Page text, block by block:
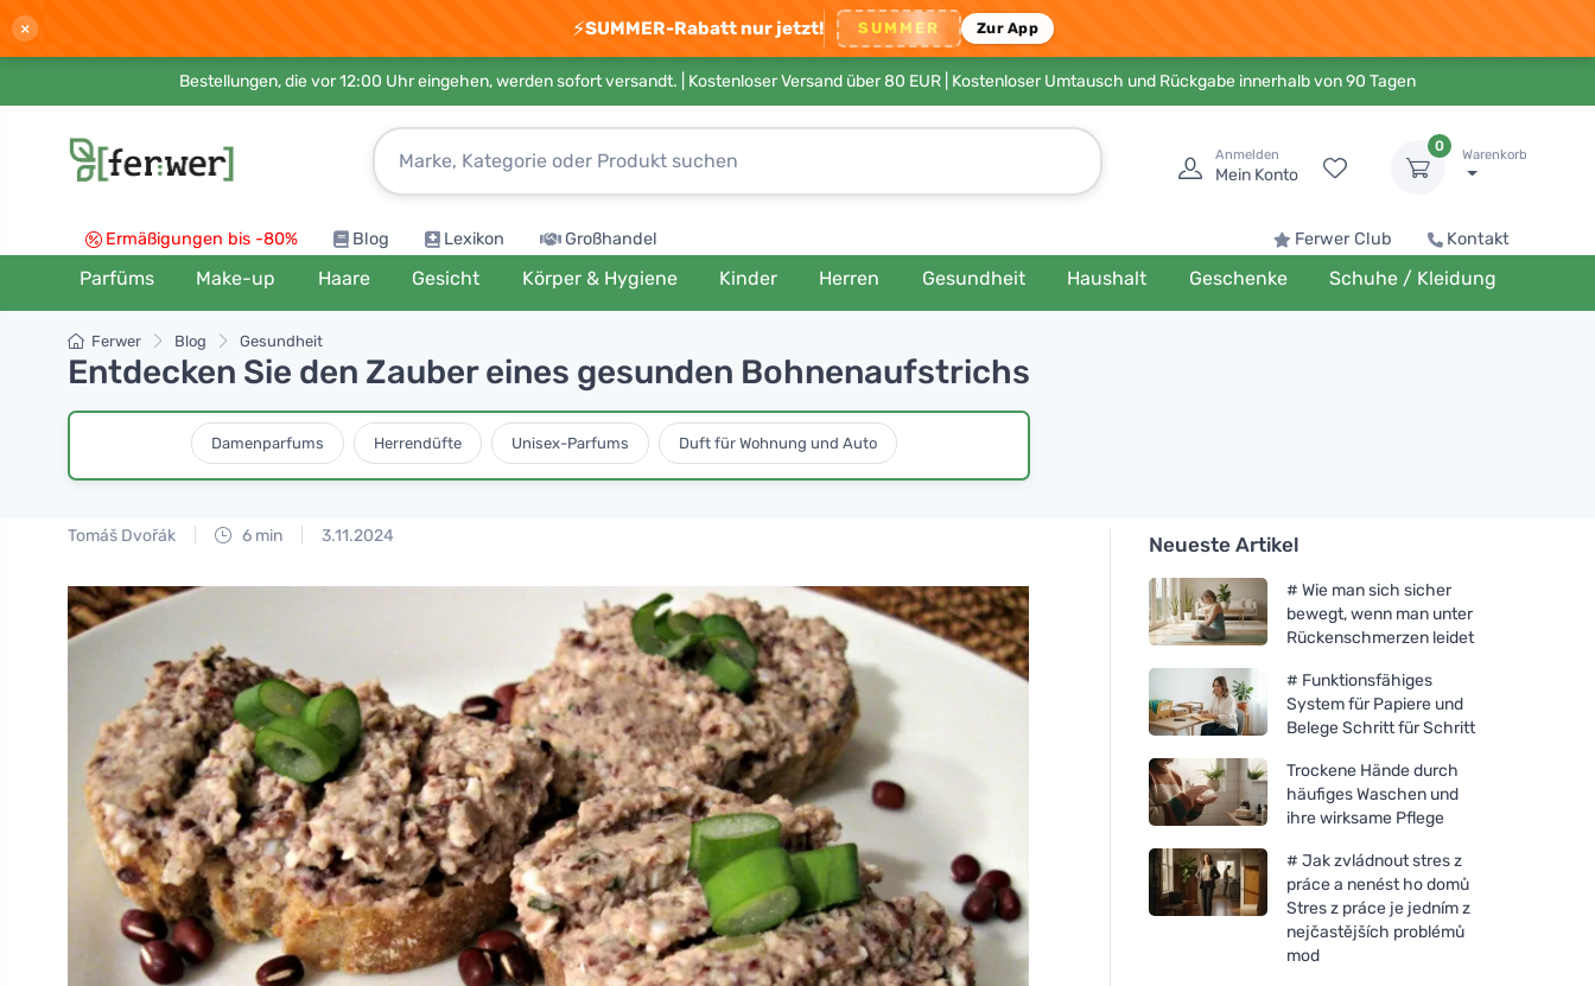
× ⚡SUMMER-Rabatt nur jetzt! SUMMER Zur App
Bestellungen, die vor 12:00 Uhr eingehen, werden sofort versandt. | Kostenloser Versand über 80 EUR | Kostenloser Umtausch und Rückgabe innerhalb von 90 Tagen
Anmelden
Mein Konto
0
Warenkorb
Ermäßigungen bis -80% Blog Lexikon Großhandel Ferwer Club Kontakt
Parfüms Make-up Haare Gesicht Körper & Hygiene Kinder Herren Gesundheit Haushalt Geschenke Schuhe / Kleidung
Ferwer Blog Gesundheit
Entdecken Sie den Zauber eines gesunden Bohnenaufstrichs
Damenparfums Herrendüfte Unisex-Parfums Duft für Wohnung und Auto
Tomáš Dvořák 6 min 3.11.2024 Neueste Artikel
# Wie man sich sicher
bewegt, wenn man unter
Rückenschmerzen leidet
# Funktionsfähiges
System für Papiere und
Belege Schritt für Schritt
Trockene Hände durch
häufiges Waschen und
ihre wirksame Pflege
# Jak zvládnout stres z
práce a nenést ho domů
Stres z práce je jedním z
nejčastějších problémů
mod